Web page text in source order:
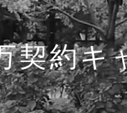
契約キ